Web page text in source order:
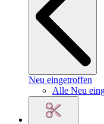
Neu eingetroffen
Alle Neu